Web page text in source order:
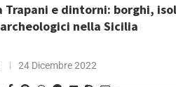
Trapani e dintorni: borghi,
nella Sicilia
24 Dicembre 2022